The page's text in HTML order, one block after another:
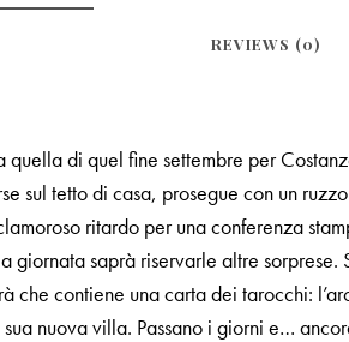
REVIEWS (0)
quella di quel fine settembre per
sul tetto di casa, prosegue con un
ritardo per una conferenza
giornata saprà riservarle altre
che contiene una carta dei tarocchi:
nuova villa. Passano i giorni e…